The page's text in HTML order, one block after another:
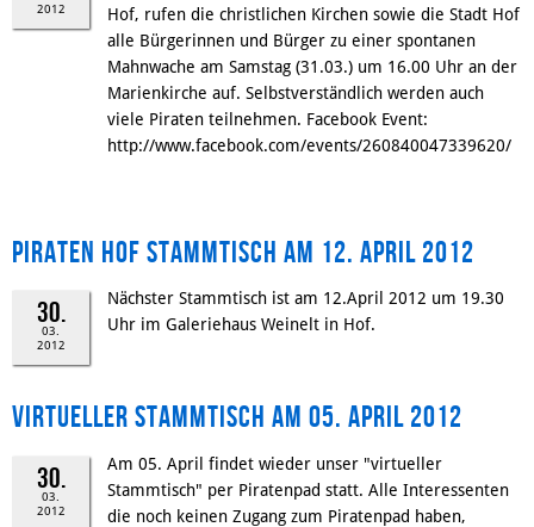
2012
Hof, rufen die christlichen Kirchen sowie die Stadt Hof
alle Bürgerinnen und Bürger zu einer spontanen
Mahnwache am Samstag (31.03.) um 16.00 Uhr an der
Marienkirche auf. Selbstverständlich werden auch
viele Piraten teilnehmen. Facebook Event:
http://www.facebook.com/events/260840047339620/
Piraten Hof Stammtisch am 12. April 2012
30.
03.
2012
Nächster Stammtisch ist am 12.April 2012 um 19.30
Uhr im Galeriehaus Weinelt in Hof.
Virtueller Stammtisch am 05. April 2012
30.
03.
2012
Am 05. April findet wieder unser "virtueller
Stammtisch" per Piratenpad statt. Alle Interessenten
die noch keinen Zugang zum Piratenpad haben,